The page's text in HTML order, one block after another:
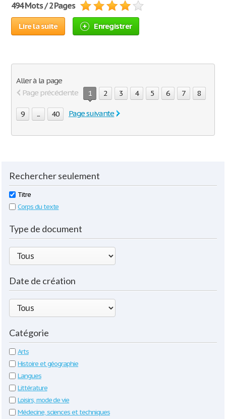
494 Mots / 2 Pages
Lire la suite Enregistrer
Aller à la page
Page précédente
1 2 3 4 5 6 7 8
9 ... 40 Page suivante
Rechercher seulement
Titre
Corps du texte
Type de document
Date de création
Catégorie
Arts
Histoire et géographie
Langues
Littérature
Loisirs, mode de vie
Médecine, sciences et techniques